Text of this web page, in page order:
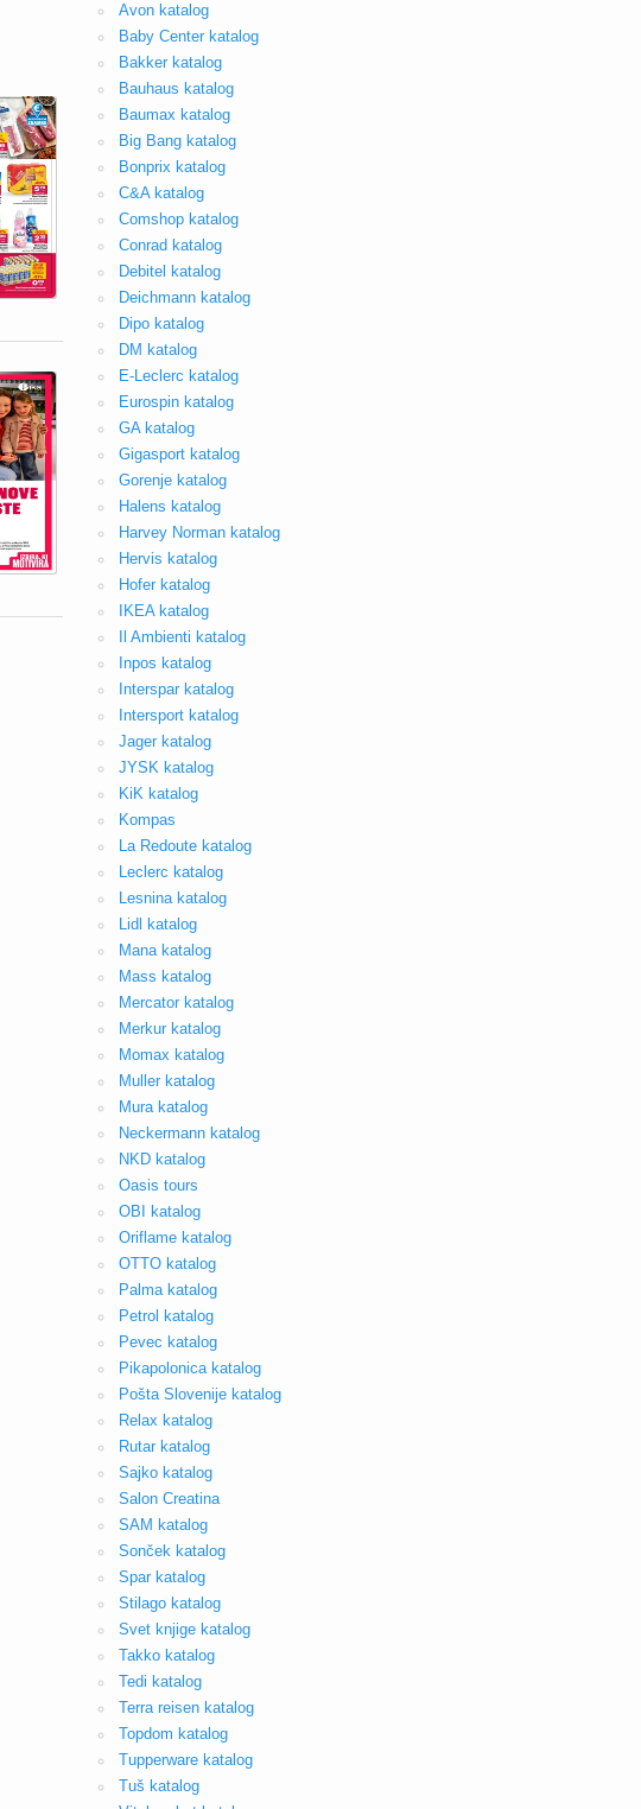
Avon katalog
Baby Center katalog
Bakker katalog
Bauhaus katalog
Baumax katalog
Big Bang katalog
Bonprix katalog
C&A katalog
Comshop katalog
Conrad katalog
Debitel katalog
Deichmann katalog
Dipo katalog
DM katalog
E-Leclerc katalog
Eurospin katalog
GA katalog
Gigasport katalog
Gorenje katalog
Halens katalog
Harvey Norman katalog
Hervis katalog
Hofer katalog
IKEA katalog
Il Ambienti katalog
Inpos katalog
Interspar katalog
Intersport katalog
Jager katalog
JYSK katalog
KiK katalog
Kompas
La Redoute katalog
Leclerc katalog
Lesnina katalog
Lidl katalog
Mana katalog
Mass katalog
Mercator katalog
Merkur katalog
Momax katalog
Muller katalog
Mura katalog
Neckermann katalog
NKD katalog
Oasis tours
OBI katalog
Oriflame katalog
OTTO katalog
Palma katalog
Petrol katalog
Pevec katalog
Pikapolonica katalog
Pošta Slovenije katalog
Relax katalog
Rutar katalog
Sajko katalog
Salon Creatina
SAM katalog
Sonček katalog
Spar katalog
Stilago katalog
Svet knjige katalog
Takko katalog
Tedi katalog
Terra reisen katalog
Topdom katalog
Tupperware katalog
Tuš katalog